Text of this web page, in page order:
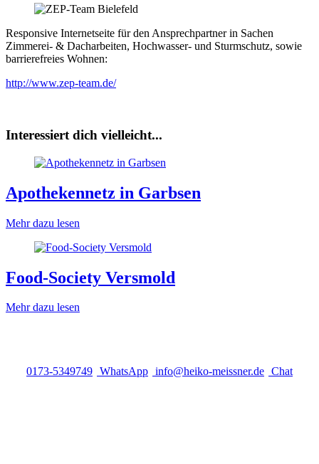
Responsive Internetseite für den Ansprechpartner in Sachen
Zimmerei- & Dacharbeiten, Hochwasser- und Sturmschutz, sowie
barrierefreies Wohnen:
http://www.zep-team.de/
Interessiert dich vielleicht...
Apothekennetz in Garbsen
Mehr dazu lesen
Food-Society Versmold
Mehr dazu lesen
0173-5349749 WhatsApp info@heiko-meissner.de Chat